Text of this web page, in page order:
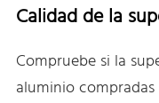
Calidad de la
Compruebe si la
aluminio